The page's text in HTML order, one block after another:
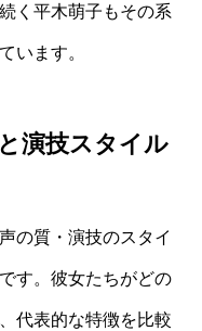
く平木萌子もその系
います。
演技スタイル
の質・演技のスタイ
す。彼女たちがどの
代表的な特徴を比較